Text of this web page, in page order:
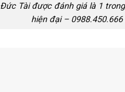
Đức Tài được đánh giá là 1
hiện đại –